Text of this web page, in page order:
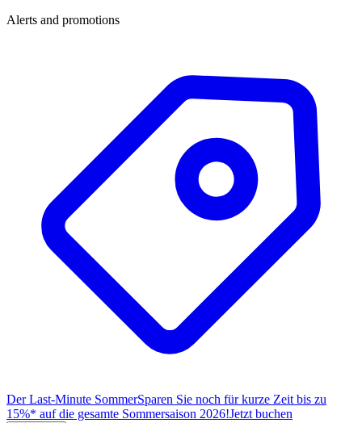
Alerts and promotions
Der Last-Minute SommerSparen Sie noch für kurze Zeit bis zu
15%* auf die gesamte Sommersaison 2026!Jetzt buchen